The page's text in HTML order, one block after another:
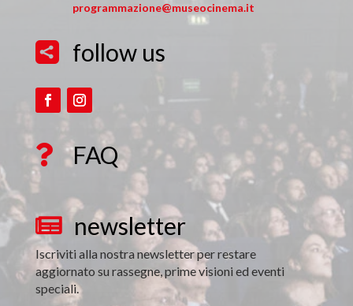
programmazione@museocinema.it
 follow us
 FAQ
 newsletter
Iscriviti alla nostra newsletter per restare
aggiornato su rassegne, prime visioni ed eventi
speciali.